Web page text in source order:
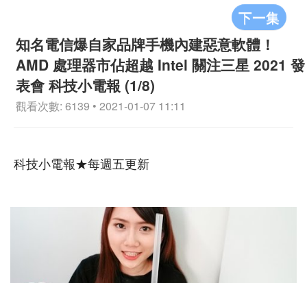
下一集
知名電信爆自家品牌手機內建惡意軟體！
AMD 處理器市佔超越 Intel 關注三星 2021 發
表會 科技小電報 (1/8)
觀看次數: 6139 • 2021-01-07 11:11
科技小電報★每週五更新